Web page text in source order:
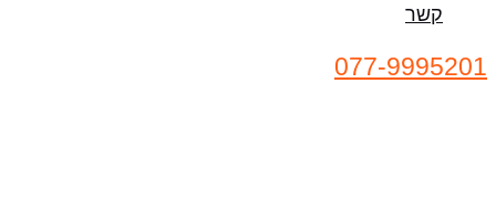
קשר
077-9995201